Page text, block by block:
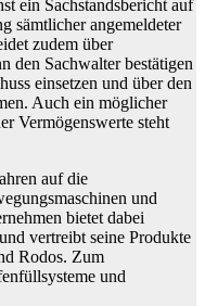
ein Sachstandsbericht auf
sämtlicher angemeldeter
zudem über
den Sachwalter bestätigen
einsetzen und über den
Auch ein möglicher
Vermögenswerte steht
auf die
und
bietet dabei
vertreibt seine Produkte
Rodos. Zum
und